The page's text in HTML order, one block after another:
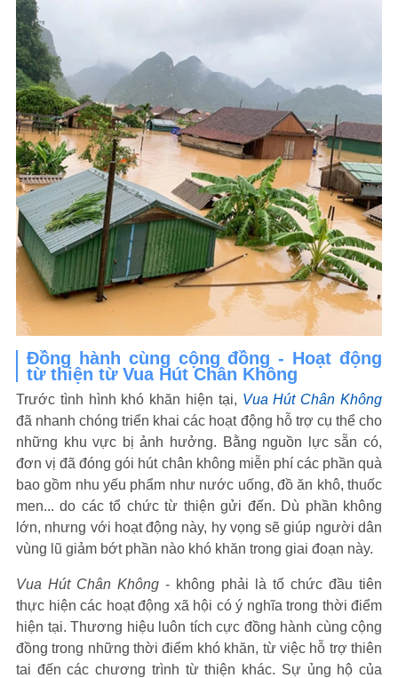
Đồng hành cùng cộng đồng - Hoạt động
từ thiện từ Vua Hút Chân Không
Trước tình hình khó khăn hiện tại, Vua Hút Chân Không
đã nhanh chóng triển khai các hoạt động hỗ trợ cụ thể cho
những khu vực bị ảnh hưởng. Bằng nguồn lực sẵn có,
đơn vị đã đóng gói hút chân không miễn phí các phần quà
bao gồm nhu yếu phẩm như nước uống, đồ ăn khô, thuốc
men... do các tổ chức từ thiện gửi đến. Dù phần không
lớn, nhưng với hoạt động này, hy vọng sẽ giúp người dân
vùng lũ giảm bớt phần nào khó khăn trong giai đoạn này.
Vua Hút Chân Không - không phải là tổ chức đầu tiên
thực hiện các hoạt động xã hội có ý nghĩa trong thời điểm
hiện tại. Thương hiệu luôn tích cực đồng hành cùng cộng
đồng trong những thời điểm khó khăn, từ việc hỗ trợ thiên
tai đến các chương trình từ thiện khác. Sự ủng hộ của